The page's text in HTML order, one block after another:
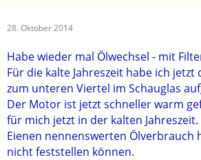
28. Oktober 2014
Habe wieder mal Ölwechsel - mit
Für die kalte Jahreszeit habe ich
zum unteren Viertel im Schauglas
Der Motor ist jetzt schneller warm
für mich jetzt in der kalten Jahreszeit.
Eienen nennenswerten Ölverbrauch
nicht feststellen können.